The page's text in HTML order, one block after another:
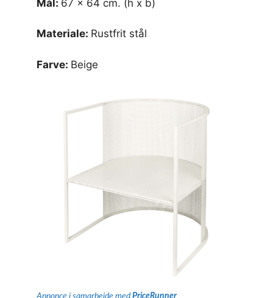
Mål: 67 x 64 cm. (h x b)
Materiale: Rustfrit stål
Farve: Beige
Annonce i samarbejde med PriceRunner